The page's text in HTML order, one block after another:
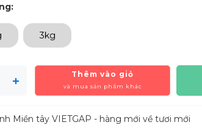
3kg
Thêm vào giỏ
và mua sản phẩm khác
Miền tây VIETGAP - hàng mới về tươi mới